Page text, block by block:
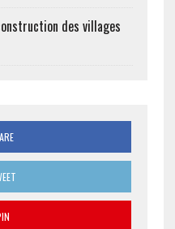
des villages